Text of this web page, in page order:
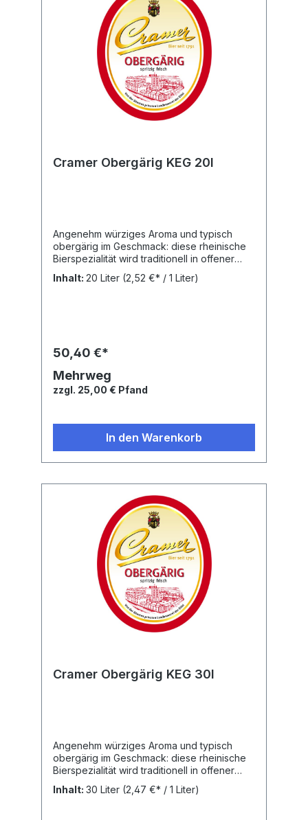
Cramer Obergärig KEG 20l
Angenehm würziges Aroma und typisch
obergärig im Geschmack: diese rheinische
Bierspezialität wird traditionell in offener
Gärung und nach dem Reinheitsgebot von
1516 gebraut. Bei den wertvollen Zutaten
gZutaten: Wasser, GERSTENMALZ, Hopfen
Alkohol: 4,8 vol. % Alk.
Inhalt: 20 Liter (2,52 €* / 1 Liter)
50,40 €*
Mehrweg
zzgl. 25,00 € Pfand
In den Warenkorb
Cramer Obergärig KEG 30l
Angenehm würziges Aroma und typisch
obergärig im Geschmack: diese rheinische
Bierspezialität wird traditionell in offener
Gärung und nach dem Reinheitsgebot von
1516 gebraut. Bei den wertvollen Zutaten
Inhalt: 30 Liter (2,47 €* / 1 Liter)